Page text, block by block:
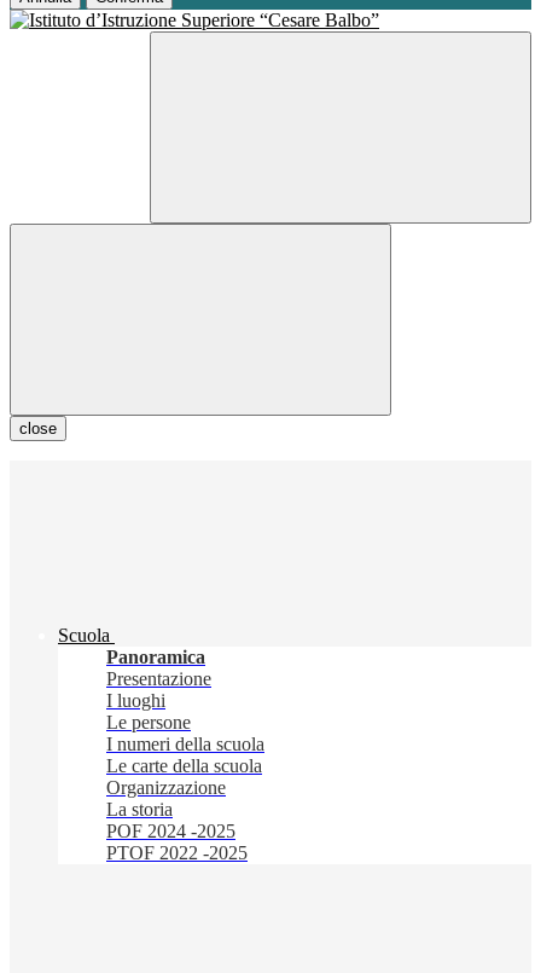
close
Scuola
Panoramica
Presentazione
I luoghi
Le persone
I numeri della scuola
Le carte della scuola
Organizzazione
La storia
POF 2024 -2025
PTOF 2022 -2025